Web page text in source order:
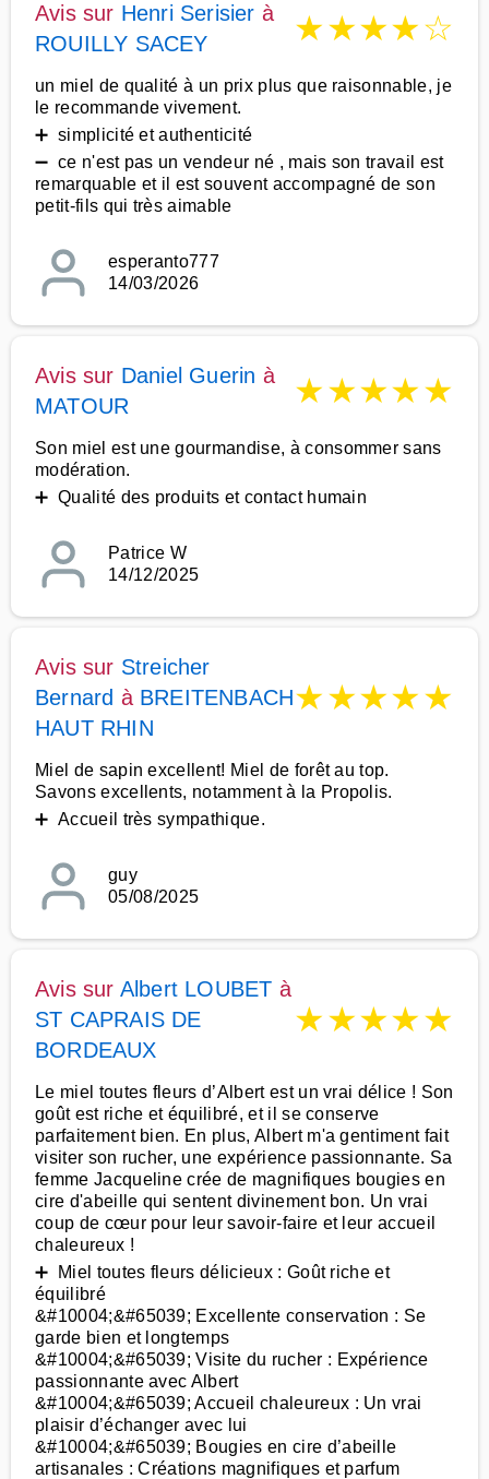
Avis sur Henri Serisier à
ROUILLY SACEY
★★★★☆
un miel de qualité à un prix plus que raisonnable, je
le recommande vivement.
➕ simplicité et authenticité
➖ ce n'est pas un vendeur né , mais son travail est
remarquable et il est souvent accompagné de son
petit-fils qui très aimable
esperanto777
14/03/2026
Avis sur Daniel Guerin à
MATOUR
★★★★★
Son miel est une gourmandise, à consommer sans
modération.
➕ Qualité des produits et contact humain
Patrice W
14/12/2025
Avis sur Streicher
Bernard à BREITENBACH
HAUT RHIN
★★★★★
Miel de sapin excellent! Miel de forêt au top.
Savons excellents, notamment à la Propolis.
➕ Accueil très sympathique.
guy
05/08/2025
Avis sur Albert LOUBET à
ST CAPRAIS DE
BORDEAUX
★★★★★
Le miel toutes fleurs d’Albert est un vrai délice ! Son
goût est riche et équilibré, et il se conserve
parfaitement bien. En plus, Albert m'a gentiment fait
visiter son rucher, une expérience passionnante. Sa
femme Jacqueline crée de magnifiques bougies en
cire d'abeille qui sentent divinement bon. Un vrai
coup de cœur pour leur savoir-faire et leur accueil
chaleureux !
➕ Miel toutes fleurs délicieux : Goût riche et
équilibré
&#10004;&#65039; Excellente conservation : Se
garde bien et longtemps
&#10004;&#65039; Visite du rucher : Expérience
passionnante avec Albert
&#10004;&#65039; Accueil chaleureux : Un vrai
plaisir d’échanger avec lui
&#10004;&#65039; Bougies en cire d’abeille
artisanales : Créations magnifiques et parfum